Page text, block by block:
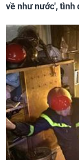
về như nước', tình